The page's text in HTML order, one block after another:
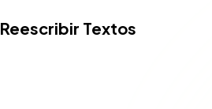
Reescribir Textos